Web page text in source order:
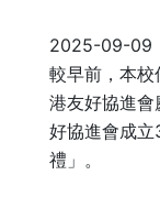
2025-09-09
較早前，本
港友好協進
好協進會成
禮」。